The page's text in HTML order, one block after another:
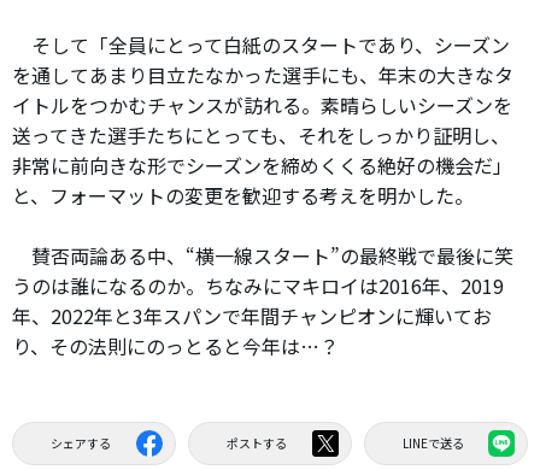
そして「全員にとって白紙のスタートであり、シーズン
を通してあまり目立たなかった選手にも、年末の大きなタ
イトルをつかむチャンスが訪れる。素晴らしいシーズンを
送ってきた選手たちにとっても、それをしっかり証明し、
非常に前向きな形でシーズンを締めくくる絶好の機会だ」
と、フォーマットの変更を歓迎する考えを明かした。
賛否両論ある中、“横一線スタート”の最終戦で最後に笑
うのは誰になるのか。ちなみにマキロイは2016年、2019
年、2022年と3年スパンで年間チャンピオンに輝いてお
り、その法則にのっとると今年は…？
シェアする ポストする LINEで送る